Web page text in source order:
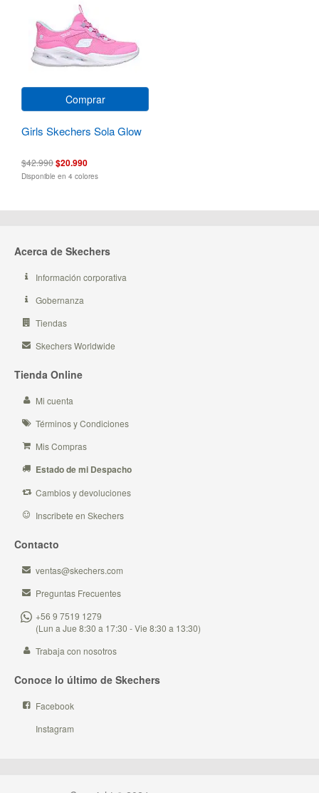
Comprar
Girls Skechers Sola Glow
$42.990$20.990
Disponible en 4 colores
Acerca de Skechers
Información corporativa
Gobernanza
Tiendas
Skechers Worldwide
Tienda Online
Mi cuenta
Términos y Condiciones
Mis Compras
Estado de mi Despacho
Cambios y devoluciones
Inscribete en Skechers
Contacto
ventas@skechers.com
Preguntas Frecuentes
+56 9 7519 1279
(Lun a Jue 8:30 a 17:30 - Vie 8:30 a 13:30)
Trabaja con nosotros
Conoce lo último de Skechers
Facebook
Instagram